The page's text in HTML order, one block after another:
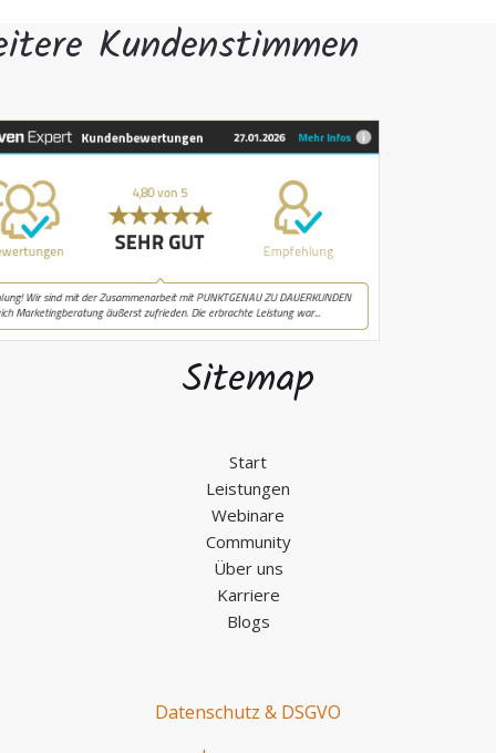
Kundenstimmen
Sitemap
Start
Leistungen
Webinare
Community
Über uns
Karriere
Blogs
Datenschutz & DSGVO